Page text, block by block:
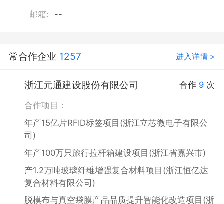
邮箱: --
常合作企业 1257 进入详情 >
浙江元通建设股份有限公司 合作 9 次
合作项目：
年产15亿片RFID标签项目(浙江立芯微电子有限公
司)
年产100万只旅行拉杆箱建设项目(浙江省嘉兴市)
产1.2万吨玻璃纤维增强复合材料项目(浙江恒亿达
复合材料有限公司)
脱模布与真空袋膜产品品质提升智能化改造项目(浙